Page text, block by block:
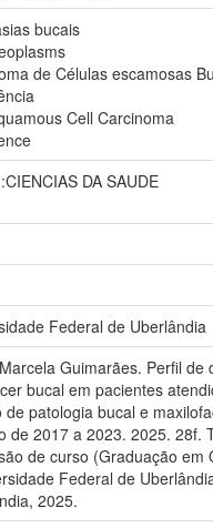
bucais
de Células escamosas
Cell Carcinoma
DA SAUDE
Federal de Uberlândia
Guimarães. Perfil de
bucal em pacientes
de patologia bucal e
de 2017 a 2023. 2025. 28f.
de curso (Graduação em
Federal de
2025.